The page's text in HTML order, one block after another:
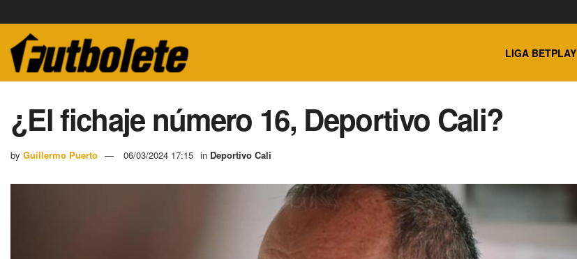
LIGA BETPLAY
¿El fichaje número 16, Deportivo Cali?
by Guillermo Puerto 06/03/2024 17:15 in Deportivo Cali